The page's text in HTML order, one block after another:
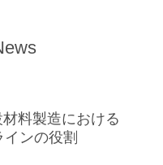
料製造における
ンの役割